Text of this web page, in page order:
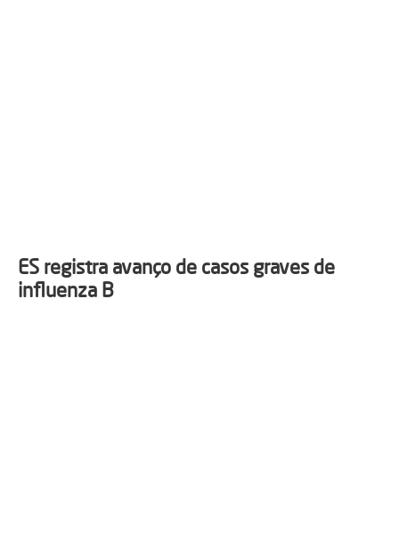
ES registra avanço de casos graves de
influenza B